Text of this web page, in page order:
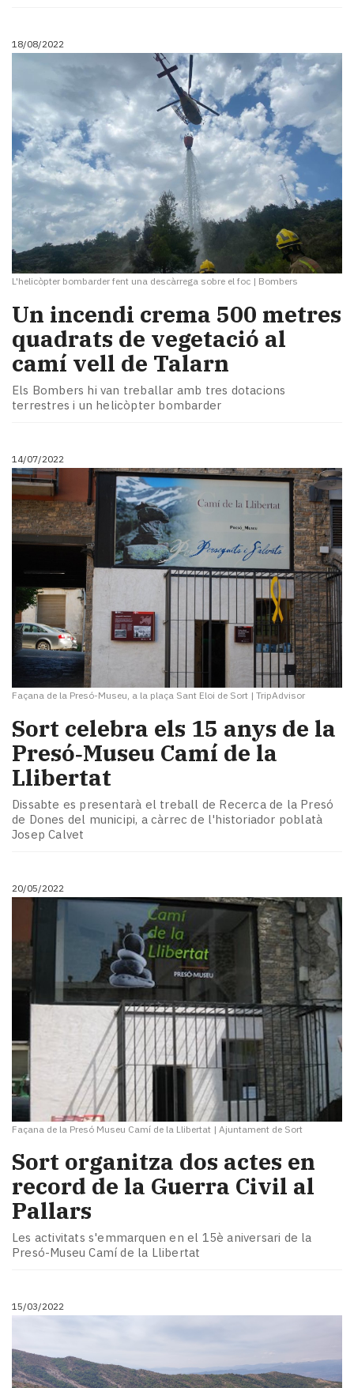
18/08/2022
L'helicòpter bombarder fent una descàrrega sobre el foc | Bombers
Un incendi crema 500 metres
quadrats de vegetació al
camí vell de Talarn
Els Bombers hi van treballar amb tres dotacions
terrestres i un helicòpter bombarder
14/07/2022
Façana de la Presó-Museu, a la plaça Sant Eloi de Sort | TripAdvisor
Sort celebra els 15 anys de la
Presó‑Museu Camí de la
Llibertat
Dissabte es presentarà el treball de Recerca de la Presó
de Dones del municipi, a càrrec de l'historiador poblatà
Josep Calvet
20/05/2022
Façana de la Presó Museu Camí de la Llibertat | Ajuntament de Sort
Sort organitza dos actes en
record de la Guerra Civil al
Pallars
Les activitats s'emmarquen en el 15è aniversari de la
Presó-Museu Camí de la Llibertat
15/03/2022